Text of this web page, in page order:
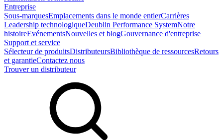
Entreprise
Sous-marquesEmplacements dans le monde entierCarrières
Leadership technologiqueDeublin Performance SystemNotre
histoireEvénementsNouvelles et blogGouvernance d'entreprise
Support et service
Sélecteur de produitsDistributeursBibliothèque de ressourcesRetours
et garantieContactez nous
Trouver un distributeur